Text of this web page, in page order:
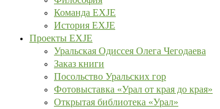
Команда EXJE
История EXJE
Проекты EXJE
Уральская Одиссея Олега Чегодаева
Заказ книги
Посольство Уральских гор
Фотовыставка «Урал от края до края»
Открытая библиотека «Урал»